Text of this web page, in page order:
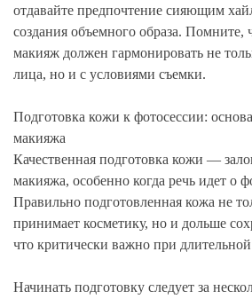
отдавайте предпочтение сияющим
создания объемного образа. Помните,
макияж должен гармонировать не
лица, но и с условиями съемки.
Подготовка кожи к фотосессии:
макияжа
Качественная подготовка кожи —
макияжа, особенно когда речь идет о
Правильно подготовленная кожа не
принимает косметику, но и дольше
что критически важно при
Начинать подготовку следует за